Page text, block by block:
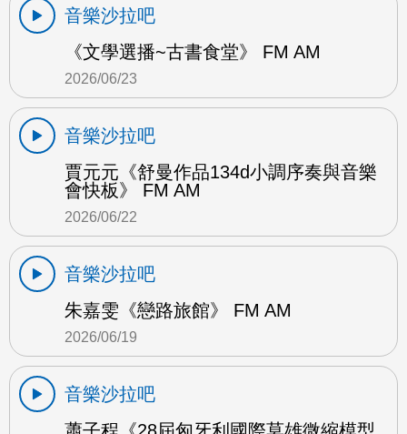
音樂沙拉吧
《文學選播~古書食堂》 FM AM
2026/06/23
音樂沙拉吧
賈元元《舒曼作品134d小調序奏與音樂
會快板》 FM AM
2026/06/22
音樂沙拉吧
朱嘉雯《戀路旅館》 FM AM
2026/06/19
音樂沙拉吧